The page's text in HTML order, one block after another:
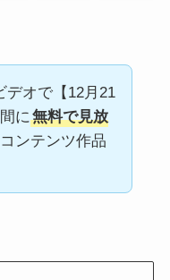
デオで【12月21
に無料で見放
ンテンツ作品